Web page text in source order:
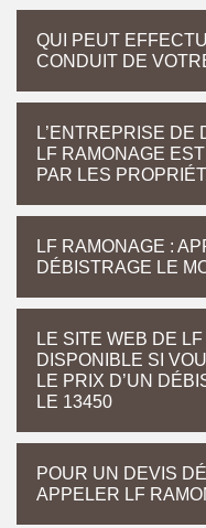
QUI PEUT
CONDUIT DE
L’ENTREPRISE
LF RAMONAGE
PAR LES
LF RAMONAGE :
DÉBISTRAGE LE
LE SITE WEB DE
DISPONIBLE SI
LE PRIX D’UN
LE 13450
POUR UN DEVIS
APPELER LF